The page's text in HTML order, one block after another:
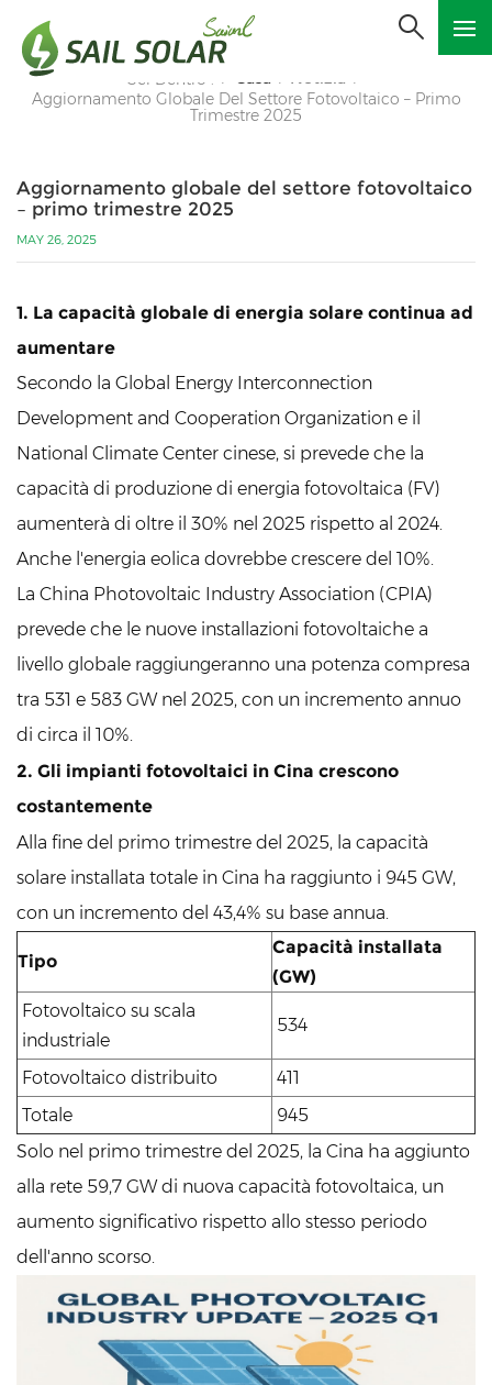
Sei Dentro : Casa Notizia
Aggiornamento Globale Del Settore Fotovoltaico – Primo
Trimestre 2025
Aggiornamento globale del settore fotovoltaico
– primo trimestre 2025
MAY 26, 2025
1. La capacità globale di energia solare continua ad
aumentare
Secondo la Global Energy Interconnection
Development and Cooperation Organization e il
National Climate Center cinese, si prevede che la
capacità di produzione di energia fotovoltaica (FV)
aumenterà di oltre il 30% nel 2025 rispetto al 2024.
Anche l'energia eolica dovrebbe crescere del 10%.
La China Photovoltaic Industry Association (CPIA)
prevede che le nuove installazioni fotovoltaiche a
livello globale raggiungeranno una potenza compresa
tra 531 e 583 GW nel 2025, con un incremento annuo
di circa il 10%.
2. Gli impianti fotovoltaici in Cina crescono
costantemente
Alla fine del primo trimestre del 2025, la capacità
solare installata totale in Cina ha raggiunto i 945 GW,
con un incremento del 43,4% su base annua.
Tipo
Capacità installata
(GW)
Fotovoltaico su scala
industriale
534
Fotovoltaico distribuito
411
Totale
945
Solo nel primo trimestre del 2025, la Cina ha aggiunto
alla rete 59,7 GW di nuova capacità fotovoltaica, un
aumento significativo rispetto allo stesso periodo
dell'anno scorso.